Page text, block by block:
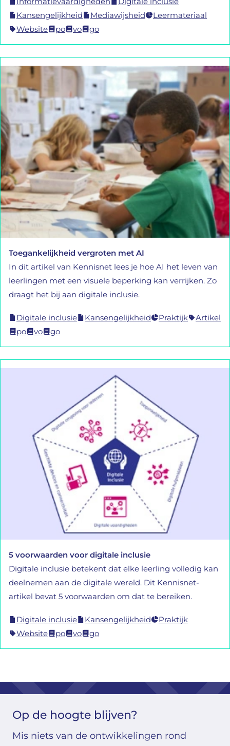
Kansengelijkheid
Mediawijsheid
Leermateriaal
Website
po vo go
Toegankelijkheid vergroten met AI
In dit artikel van Kennisnet lees je hoe AI het leven van
leerlingen met een visuele beperking kan verrijken. Zo
draagt het bij aan digitale inclusie.
Digitale inclusie Kansengelijkheid Praktijk
Artikel
po
vo go
5 voorwaarden voor digitale inclusie
Digitale inclusie betekent dat elke leerling volledig kan
deelnemen aan de digitale wereld. Dit Kennisnet-
artikel bevat 5 voorwaarden om dat te bereiken.
Digitale inclusie Kansengelijkheid
Praktijk
Website
po vo go
Op de hoogte blijven?
Mis niets van de ontwikkelingen rond